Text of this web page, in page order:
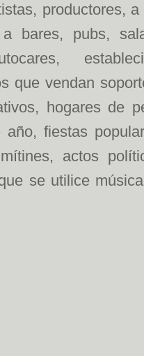
productores,
bares, pubs,
que vendan
hogares de
fiestas
actos
se utilice